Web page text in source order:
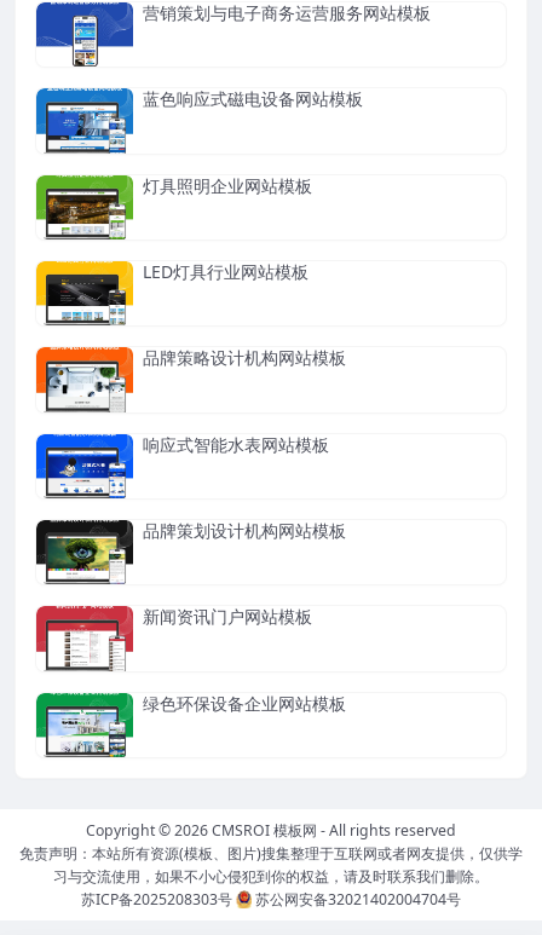
营销策划与电子商务运营服务网站模板
蓝色响应式磁电设备网站模板
灯具照明企业网站模板
LED灯具行业网站模板
品牌策略设计机构网站模板
响应式智能水表网站模板
品牌策划设计机构网站模板
新闻资讯门户网站模板
绿色环保设备企业网站模板
Copyright © 2026CMSROI 模板网 - All rights reserved
免责声明：本站所有资源(模板、图片)搜集整理于互联网或者网友提供，仅供学
习与交流使用，如果不小心侵犯到你的权益，请及时联系我们删除。
苏ICP备2025208303号
苏公网安备32021402004704号